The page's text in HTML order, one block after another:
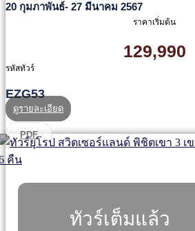
20 กุมภาพันธ์- 27 มีนาคม 2567
ราคาเริ่มต้น
129,990
รหัสทัวร์
EZG53
ดูรายละเอียด
PDF
ทัวร์เต็มแล้ว